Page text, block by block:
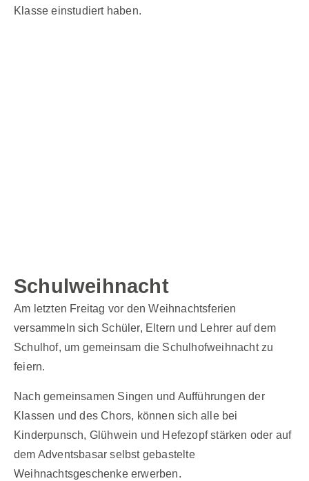
Klasse einstudiert haben.
Schulweihnacht
Am letzten Freitag vor den Weihnachtsferien
versammeln sich Schüler, Eltern und Lehrer auf dem
Schulhof, um gemeinsam die Schulhofweihnacht zu
feiern.
Nach gemeinsamen Singen und Aufführungen der
Klassen und des Chors, können sich alle bei
Kinderpunsch, Glühwein und Hefezopf stärken oder auf
dem Adventsbasar selbst gebastelte
Weihnachtsgeschenke erwerben.